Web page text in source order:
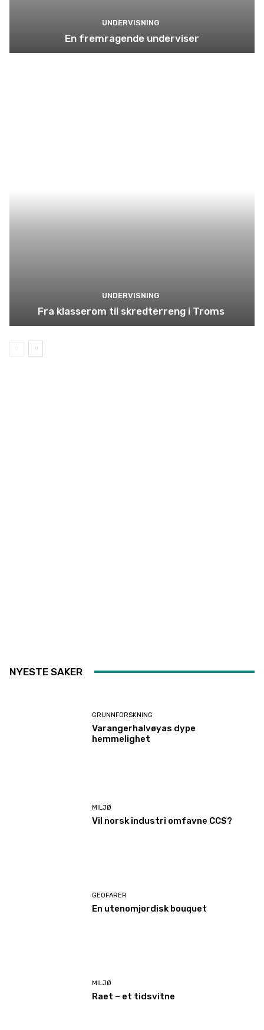
UNDERVISNING
En fremragende underviser
UNDERVISNING
Fra klasserom til skredterreng i Troms
NYESTE SAKER
GRUNNFORSKNING
Varangerhalvøyas dype
hemmelighet
MILJØ
Vil norsk industri omfavne CCS?
GEOFARER
En utenomjordisk bouquet
MILJØ
Raet – et tidsvitne